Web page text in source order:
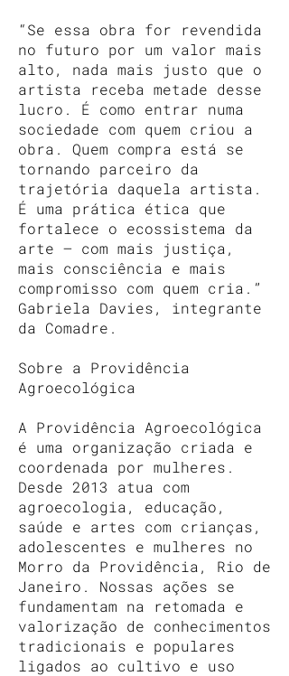
“Se essa obra for revendida
no futuro por um valor mais
alto, nada mais justo que o
artista receba metade desse
lucro. É como entrar numa
sociedade com quem criou a
obra. Quem compra está se
tornando parceiro da
trajetória daquela artista.
É uma prática ética que
fortalece o ecossistema da
arte — com mais justiça,
mais consciência e mais
compromisso com quem cria.”
Gabriela Davies, integrante
da Comadre.
Sobre a Providência
Agroecológica
A Providência Agroecológica
é uma organização criada e
coordenada por mulheres.
Desde 2013 atua com
agroecologia, educação,
saúde e artes com crianças,
adolescentes e mulheres no
Morro da Providência, Rio de
Janeiro. Nossas ações se
fundamentam na retomada e
valorização de conhecimentos
tradicionais e populares
ligados ao cultivo e uso